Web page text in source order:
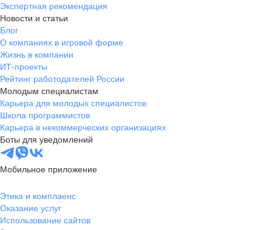
Экспертная рекомендация
Новости и статьи
Блог
О компаниях в игровой форме
Жизнь в компании
ИТ-проекты
Рейтинг работодателей России
Молодым специалистам
Карьера для молодых специалистов
Школа программистов
Карьера в некоммерческих организациях
Боты для уведомлений
Мобильное приложение
Этика и комплаенс
Оказание услуг
Использование сайтов